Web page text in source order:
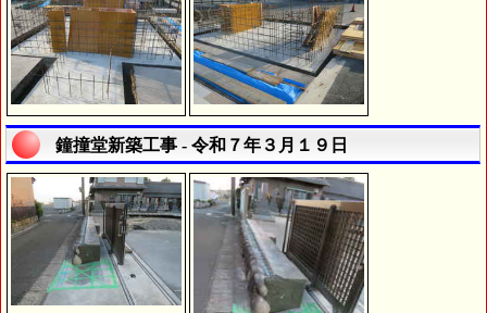
鐘撞堂新築工事 - 令和７年３月１９日